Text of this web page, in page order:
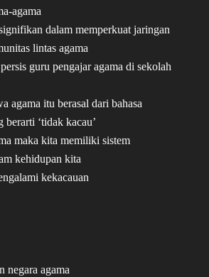
agama
dalam memperkuat jaringan
lintas agama
guru pengajar agama di sekolah
agama itu berasal dari bahasa
berarti ‘tidak kacau’
maka kita memiliki sistem
kehidupan kita
kekacauan
negara agama